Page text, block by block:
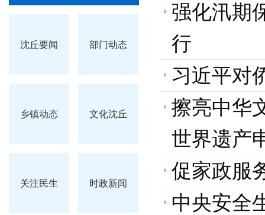
沈丘要闻 部门动态
乡镇动态 文化沈丘
关注民生 时政新闻
强化汛期
行
习近平对
擦亮中华
世界遗产
促家政服
中央安全